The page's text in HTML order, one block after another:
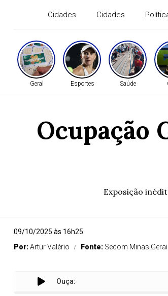
Cidades Cidades
Geral Esportes Saúde
Ocupação
Exposição
09/10/2025 às 16h25
Por:Artur Valério Fonte: Secom Minas
Ouça: